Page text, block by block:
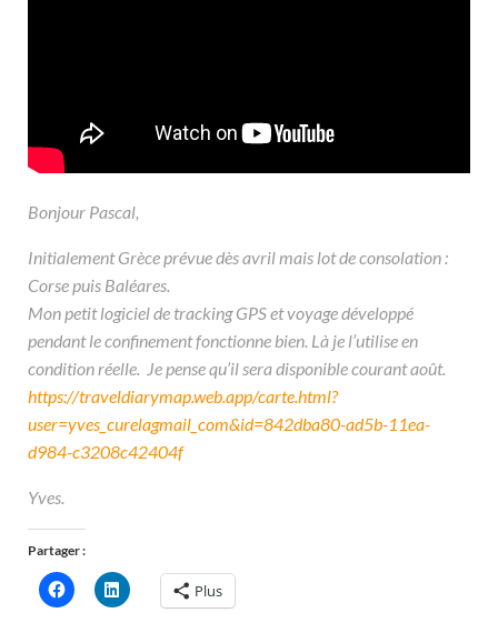
Bonjour Pascal,
Initialement Grèce prévue dès avril mais lot de consolation :
Corse puis Baléares.
Mon petit logiciel de tracking GPS et voyage développé
pendant le confinement fonctionne bien. Là je l’utilise en
condition réelle. Je pense qu’il sera disponible courant août.
https://traveldiarymap.web.app/carte.html?
user=yves_curelagmail_com&id=842dba80-ad5b-11ea-
d984-c3208c42404f
Yves.
Partager :
Plus